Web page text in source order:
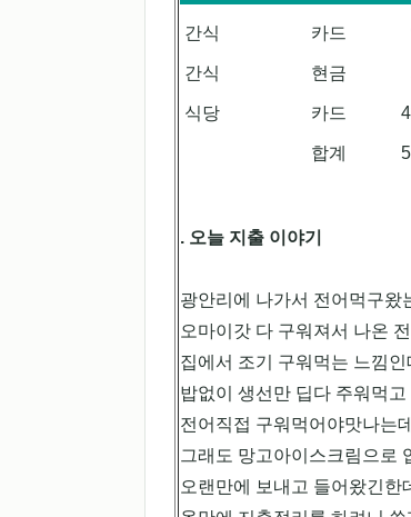
간식 카드
간식 현금
식당 카드
합계
. 오늘 지출 이야기
광안리에 나가서 전어먹구왔
오마이갓 다 구워져서 나온
집에서 조기 구워먹는 느낌인
밥없이 생선만 딥다 주워먹고
전어직접 구워먹어야맛나는
그래도 망고아이스크림으로
오랜만에 보내고 들어왔긴한